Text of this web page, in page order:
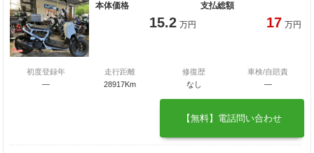
本体価格
15.2 万円
支払総額
17 万円
初度登録年
―
走行距離
28917Km
修復歴
なし
車検/自賠責
―
【無料】電話問い合わせ